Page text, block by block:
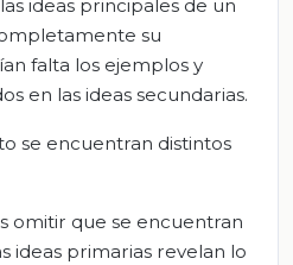
ideas principales de un
su
falta los ejemplos y
en las ideas secundarias.
se encuentran distintos
omitir que se encuentran
ideas primarias revelan lo